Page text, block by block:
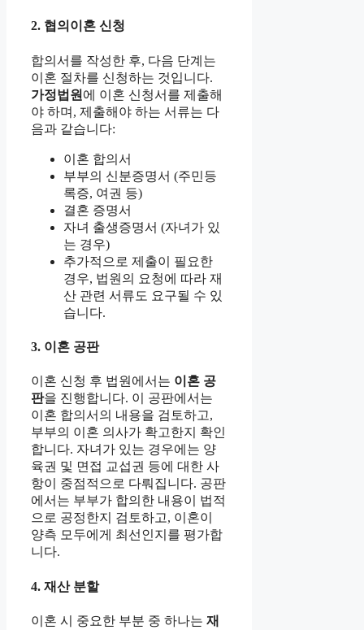
2. 협의이혼 신청
합의서를 작성한 후, 다음 단계는
이혼 절차를 신청하는 것입니다.
가정법원 에 이혼 신청서를 제출해
야 하며, 제출해야 하는 서류는 다
음과 같습니다:
이혼 합의서
부부의 신분증명서 (주민등
록증, 여권 등)
결혼 증명서
자녀 출생증명서 (자녀가 있
는 경우)
추가적으로 제출이 필요한
경우, 법원의 요청에 따라 재
산 관련 서류도 요구될 수 있
습니다.
3. 이혼 공판
이혼 신청 후 법원에서는 이혼 공
판을 진행합니다. 이 공판에서는
이혼 합의서의 내용을 검토하고,
부부의 이혼 의사가 확고한지 확인
합니다. 자녀가 있는 경우에는 양
육권 및 면접 교섭권 등에 대한 사
항이 중점적으로 다뤄집니다. 공판
에서는 부부가 합의한 내용이 법적
으로 공정한지 검토하고, 이혼이
양측 모두에게 최선인지를 평가합
니다.
4. 재산 분할
이혼 시 중요한 부분 중 하나는 재